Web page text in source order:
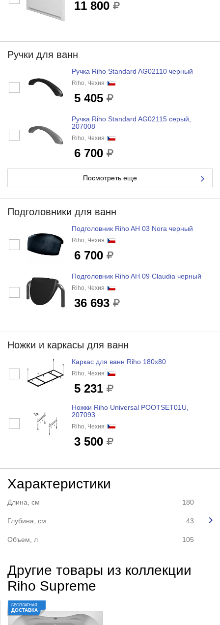
11 800
Ручки для ванн
Ручка Riho Standard AG02110 черный
Riho, Чехия
5 405
Ручка Riho Standard AG02115 серый,
207008
Riho, Чехия
6 700
Посмотреть еще
Подголовники для ванн
Подголовник Riho AH 03 Nora черный
Riho, Чехия
6 700
Подголовник Riho AH 09 Claudia черный
Riho, Чехия
36 693
Ножки и каркасы для ванн
Каркас для ванн Riho 180x80
Riho, Чехия
5 231
Ножки Riho Universal POOTSET01U,
207093
Riho, Чехия
3 500
Характеристики
Длина, см 180
Глубина, см 43
Объем, л 105
Другие товары из коллекции
Riho Supreme
БЕСПЛАТНАЯ
ДОСТАВКА